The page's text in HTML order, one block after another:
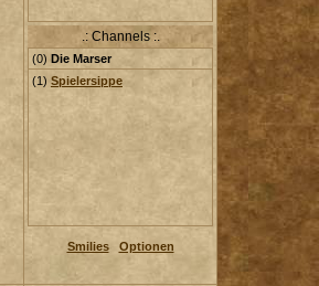
.: Channels :.
(0) Die Marser
(1) Spielersippe
Smilies Optionen